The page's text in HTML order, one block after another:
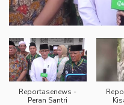
Reportasenews -
Peran Santri